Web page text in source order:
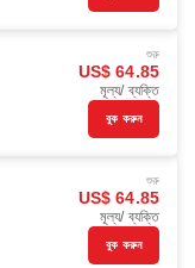
শুরু
US$ 64.85
মূল্য/ ব্যক্তি
বুক করুন
শুরু
US$ 64.85
মূল্য/ ব্যক্তি
বুক করুন